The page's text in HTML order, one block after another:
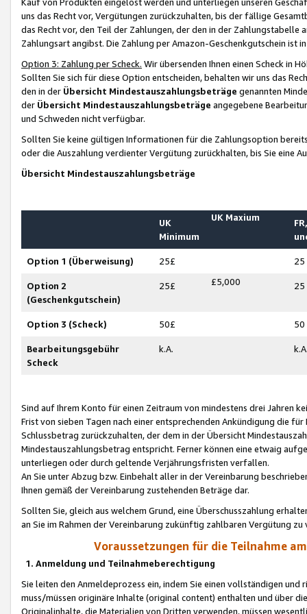
uns das Recht vor, Vergütungen zurückzuhalten, bis der fällige
das Recht vor, den Teil der Zahlungen, der den in der
Zahlungsart angibst. Die Zahlung per Amazon-Geschenkgutschein ist
Option 3: Zahlung per Scheck. Wir übersenden Ihnen einen Scheck in
Sollten Sie sich für diese Option entscheiden, behalten wir uns das
den in der Übersicht Mindestauszahlungsbeträge genannten
der Übersicht Mindestauszahlungsbeträge angegebene
und Schweden nicht verfügbar.
Sollten Sie keine gültigen Informationen für die Zahlungsoption
oder die Auszahlung verdienter Vergütung zurückhalten, bis Sie
Übersicht Mindestauszahlungsbeträge
UK
Minimum
UK Maxium
Option 1 (Überweisung) 25£ 25
Option 2
(Geschenkgutschein)
25£ £5,000 25
Option 3 (Scheck) 50£ 50
Bearbeitungsgebühr
Scheck
k.A.
Sind auf Ihrem Konto für einen Zeitraum von mindestens drei Jahren
Frist von sieben Tagen nach einer entsprechenden Ankündigung die
Schlussbetrag zurückzuhalten, der dem in der Übersicht
Mindestauszahlungsbetrag entspricht. Ferner können eine etwaig
unterliegen oder durch geltende Verjährungsfristen verfallen.
An Sie unter Abzug bzw. Einbehalt aller in der Vereinbarung
Ihnen gemäß der Vereinbarung zustehenden Beträge dar.
Sollten Sie, gleich aus welchem Grund, eine Überschusszahlung
an Sie im Rahmen der Vereinbarung zukünftig zahlbaren Vergütung zu
Voraussetzungen für die Teilnahme
1. Anmeldung und Teilnahmeberechtigung
Sie leiten den Anmeldeprozess ein, indem Sie einen vollständigen
muss/müssen originäre Inhalte (original content) enthalten und über
Originalinhalte, die Materialien von Dritten verwenden, müssen